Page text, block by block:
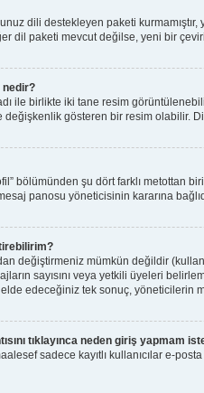
dili destekleyen paketi
dil paketi mevcut değilse, yeni bir
nedir?
ile birlikte iki tane resim
değişkenlik gösteren bir resim olabilir.
bölümünden şu dört farklı metottan
panosu yöneticisinin kararına
değiştirmeniz mümkün değildir
sayısını veya yetkili üyeleri
edeceğiniz tek sonuç, yöneticilerin
tıklayınca neden giriş yapmam
sadece kayıtlı kullanıcılar e-